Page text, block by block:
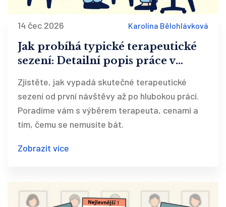
14 čec 2026 Karolína Bělohlávková
Jak probíhá typické terapeutické
sezení: Detailní popis práce v
Zjistěte, jak vypadá skutečné terapeutické
sezení od první návštěvy až po hlubokou práci.
Poradíme vám s výběrem terapeuta, cenami a
tím, čemu se nemusíte bát.
Zobrazit více